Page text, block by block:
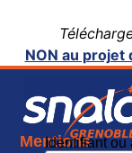
NON au projet
Mentions
Identifiant ou